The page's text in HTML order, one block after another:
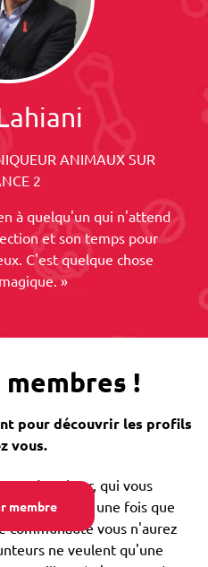
membre
ANIMAUX SUR
2
à quelqu'un qui n'attend
et son temps pour
C'est quelque chose
»
!
pour découvrir les profils
vous.
un dog sitter, qui vous
les utilisez, une fois que
communauté vous n'aurez
ne veulent qu'une